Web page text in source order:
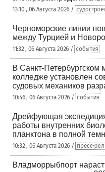
13:10 , 06 Августа 2026 /
Черноморские линии
между Турцией и
11:32 , 06 Августа 2026 / события
В Санкт-
колледже установлен
судовых механиков
10:46 , 06 Августа 2026 / события
Дрейфующая
работы внутренних
планктона в полной
10:32 , 06 Августа 2026 / пресс-
Владморрыбпорт